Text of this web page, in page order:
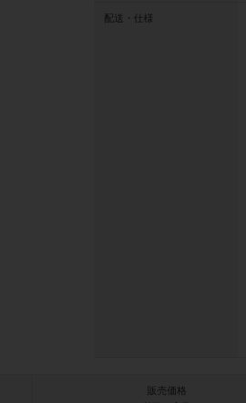
配送・仕様
販売価格